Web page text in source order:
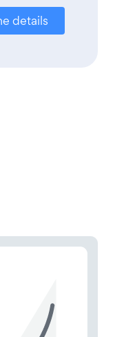
details